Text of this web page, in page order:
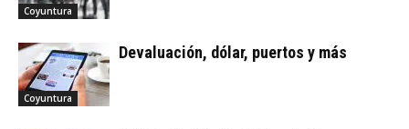
Coyuntura
Coyuntura
Devaluación, dólar, puertos y más